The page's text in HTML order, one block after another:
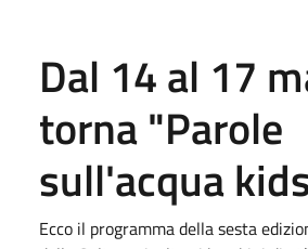
Dal 14 al 17
torna "Parole
sull'acqua
Ecco il programma della sesta